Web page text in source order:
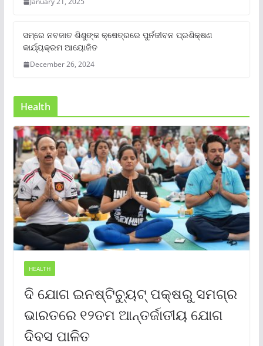
ସମ୍‌ରେ ନବଜାତ ଶିଶୁଙ୍କ କ୍ଷେତ୍ରରେ ପୁର୍ନଜୀବନ ପ୍ରଶିକ୍ଷଣ
କାର୍ଯ୍ୟକ୍ରମ ଆୟୋଜିତ
December 26, 2024
Health
HEALTH
ଦି ଯୋଗ ଇନଷ୍ଟିଚ୍ୟୁଟ୍ ପକ୍ଷରୁ ସମଗ୍ର
ଭାରତରେ ୧୨ତମ ଆନ୍ତର୍ଜାତୀୟ ଯୋଗ
ଦିବସ ପାଳିତ